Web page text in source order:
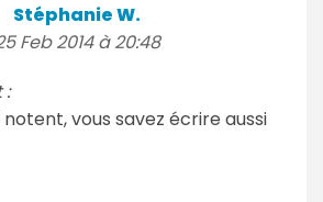
Stéphanie W.
Feb 2014 à 20:48
:
notent, vous savez écrire aussi